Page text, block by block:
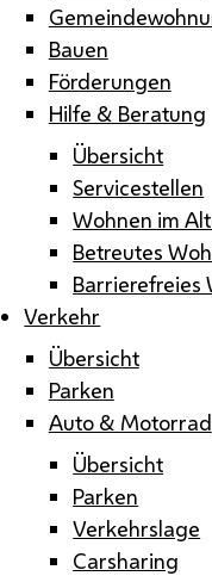
Bauen
Förderungen
Hilfe & Beratung
Übersicht
Servicestellen
Wohnen im
Betreutes
Barrierefreies
Verkehr
Übersicht
Parken
Auto & Motorrad
Übersicht
Parken
Verkehrslage
Carsharing